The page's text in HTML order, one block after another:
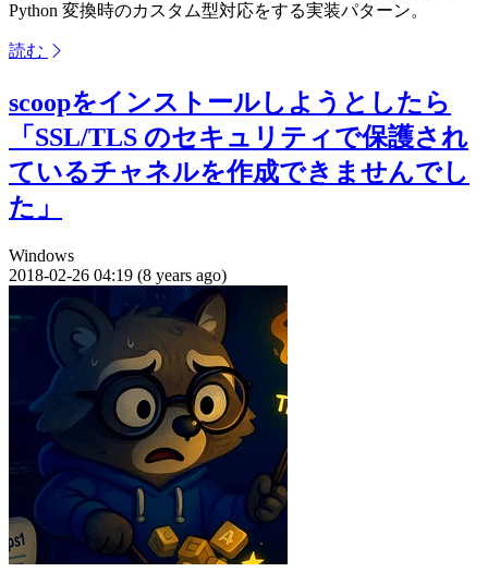
Python 変換時のカスタム型対応をする実装パターン。
読む
scoopをインストールしようとしたら
「SSL/TLS のセキュリティで保護され
ているチャネルを作成できませんでし
た」
Windows
2018-02-26 04:19 (8 years ago)